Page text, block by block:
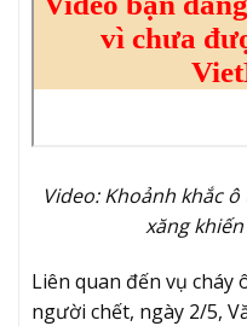
Video: Khoảnh khắc
xăng
Liên quan đến vụ cháy
người chết, ngày 2/5,